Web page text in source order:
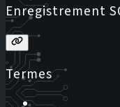
Enregistrement
Termes